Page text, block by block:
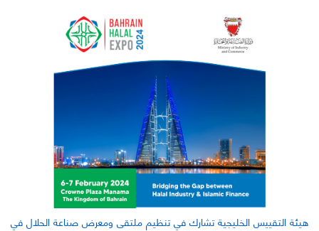
هيئة التقييس الخليجية تشارك في تنظيم ملتقى ومعرض صناعة الحلال في